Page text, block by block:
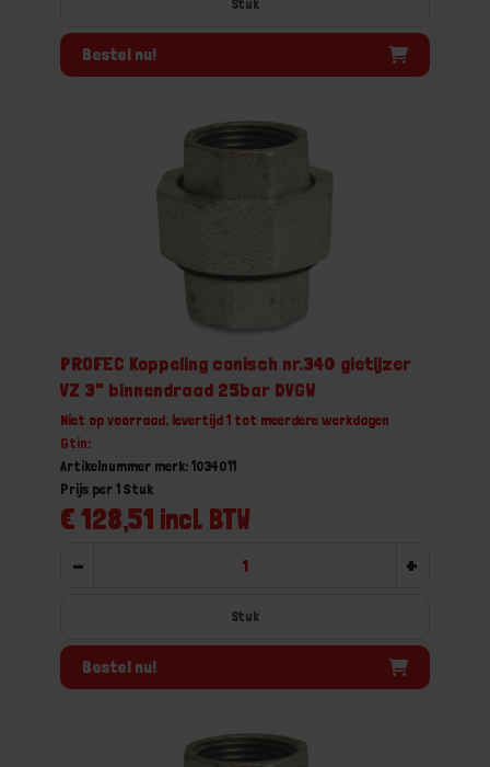
Stuk
Bestel nu!
PROFEC Koppeling conisch nr.340 gietijzer
VZ 3" binnendraad 25bar DVGW
Niet op voorraad, levertijd 1 tot meerdere werkdagen
Gtin:
Artikelnummer merk: 1034011
€ 128,51 incl. BTW
Prijs per 1 Stuk
- +
Stuk
Bestel nu!